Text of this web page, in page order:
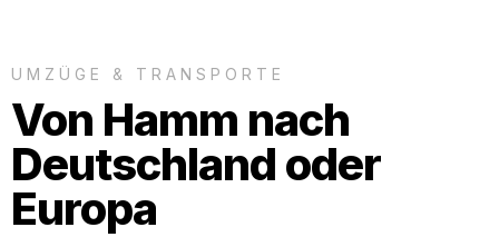
UMZÜGE & TRANSPORTE
Von Hamm nach
Deutschland oder
Europa